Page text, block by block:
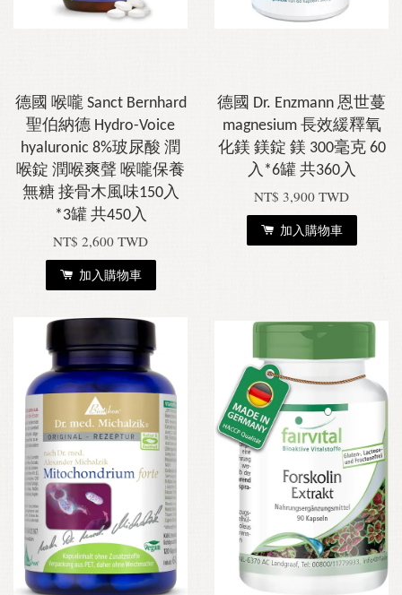
德國 喉嚨 Sanct Bernhard
聖伯納德 Hydro-Voice
hyaluronic 8%玻尿酸 潤
喉錠 潤喉爽聲 喉嚨保養
無糖 接骨木風味150入
*3罐 共450入
NT$ 2,600 TWD
加入購物車
德國 Dr. Enzmann 恩世蔓
magnesium 長效緩釋氧
化鎂 鎂錠 鎂 300毫克 60
入*6罐 共360入
NT$ 3,900 TWD
加入購物車